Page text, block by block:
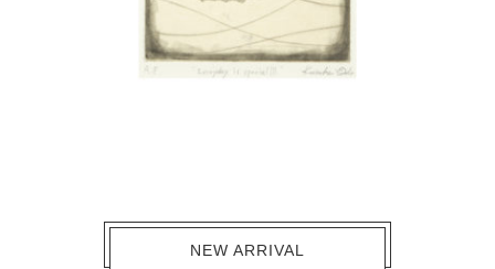
NEW ARRIVAL